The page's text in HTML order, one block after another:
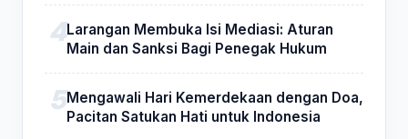
Larangan Membuka Isi Mediasi: Aturan
Main dan Sanksi Bagi Penegak Hukum
Mengawali Hari Kemerdekaan dengan Doa,
Pacitan Satukan Hati untuk Indonesia